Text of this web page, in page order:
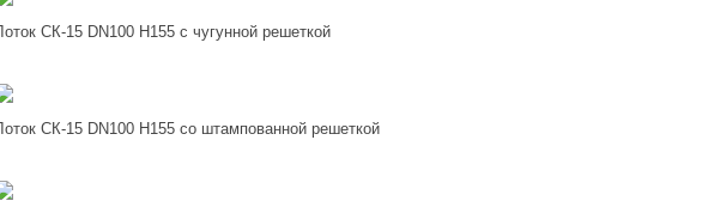
СК-15 DN100 H155 с чугунной решеткой
СК-15 DN100 H155 со штампованной решеткой